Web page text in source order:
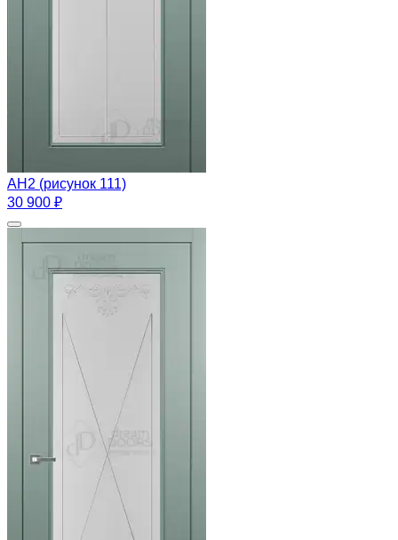
АН2 (рисунок 111)
30 900 ₽